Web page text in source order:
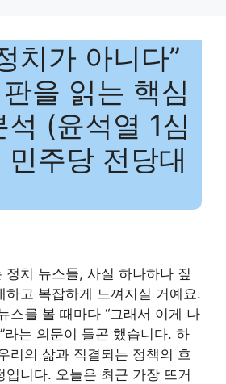
치가 아니다”
을 읽는 핵심
석 (윤석열 1심
주당 전당대
정치 뉴스들, 사실 하나하나 짚
하고 복잡하게 느껴지실 거예요.
스를 볼 때마다 “그래서 이게 나
라는 의문이 들곤 했습니다. 하
리의 삶과 직결되는 정책의 흐
입니다. 오늘은 최근 가장 뜨거